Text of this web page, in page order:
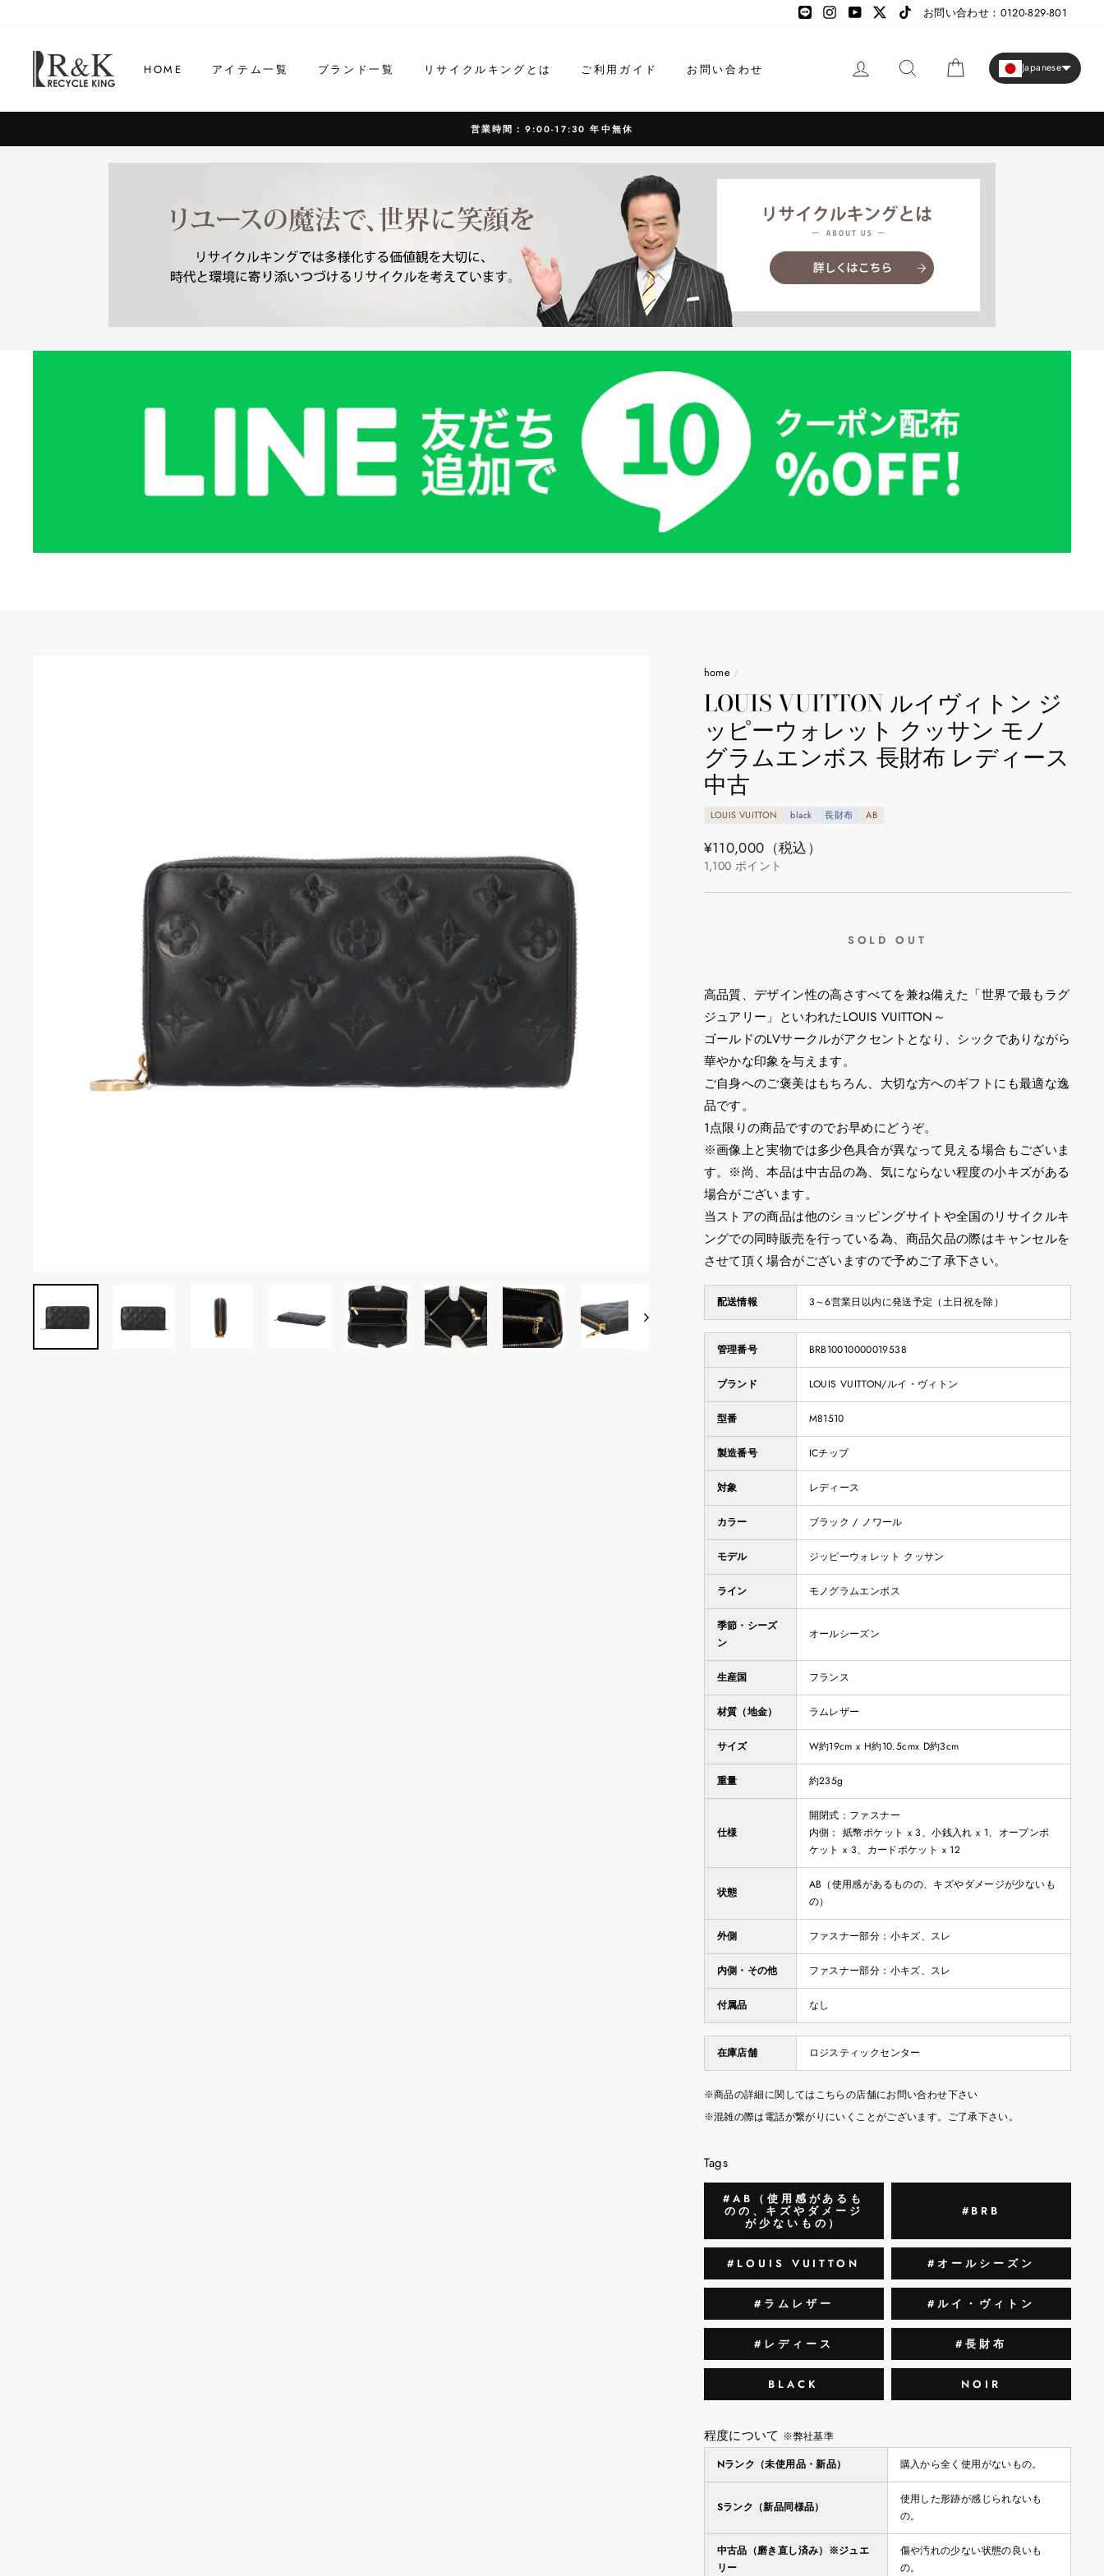
ス
LINE
LINE InstagramYouTube TikTok
お問い合わせ：0120-829-801
HOME アイテム一覧 ブランド一覧 リサイクルキングとは ご利用ガイド お問い合わせ ログイン カート Japanese
営業時間：9:00-17:30 年中無休
home /
LOUIS VUITTON ルイヴィトン ジ
ッピーウォレット クッサン モノ
グラムエンボス 長財布 レディース
中古
LOUIS VUITTON black 長財布 AB
通
常
価
¥110,000 （税込）
1,100 ポイント
SOLD OUT
高品質、デザイン性の高さすべてを兼ね備えた「世界で最もラグ
ジュアリー」といわれたLOUIS VUITTON～
ゴールドのLVサークルがアクセントとなり、シックでありながら
華やかな印象を与えます。
ご自身へのご褒美はもちろん、大切な方へのギフトにも最適な逸
品です。
1点限りの商品ですのでお早めにどうぞ。
※画像上と実物では多少色具合が異なって見える場合もございま
す。※尚、本品は中古品の為、気にならない程度の小キズがある
場合がございます。
当ストアの商品は他のショッピングサイトや全国のリサイクルキ
ングでの同時販売を行っている為、商品欠品の際はキャンセルを
させて頂く場合がございますので予めご了承下さい。
配送情報 3～6営業日以内に発送予定（土日祝を除）
管理番号 BRB10010000019538
ブランド LOUIS VUITTON/ルイ・ヴィトン
型番 M81510
製造番号 ICチップ
対象 レディース
カラー ブラック / ノワール
モデル ジッピーウォレット クッサン
ライン モノグラムエンボス
季節・シーズ
ン
オールシーズン
生産国 フランス
材質（地金） ラムレザー
サイズ W約19cm x H約10.5cmx D約3cm
重量 約235g
仕様
開閉式：ファスナー
内側： 紙幣ポケット x 3、小銭入れ x 1、オープンポ
ケット x 3、カードポケット x 12
状態
AB（使用感があるものの、キズやダメージが少ないも
の）
外側 ファスナー部分：小キズ、スレ
内側・その他 ファスナー部分：小キズ、スレ
付属品 なし
在庫店舗 ロジスティックセンター
※商品の詳細に関してはこちらの店舗にお問い合わせ下さい
※混雑の際は電話が繋がりにいくことがございます。ご了承下さい。
Tags
#AB（使用感があるも
のの、キズやダメージ
が少ないもの）
#BRB
#LOUIS VUITTON #オールシーズン
#ラムレザー #ルイ・ヴィトン
#レディース #長財布
BLACK NOIR
程度について ※弊社基準
Nランク（未使用品・新品）
購入から全く使用がないもの。
Sランク（新品同様品）
使用した形跡が感じられないも
の。
中古品（磨き直し済み）※ジュエ
リー
傷や汚れの少ない状態の良いも
の。